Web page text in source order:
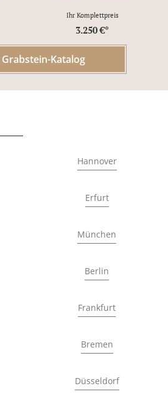
Ihr Komplettpreis
3.250 €*
Katalog
Hannover
Erfurt
München
Berlin
Frankfurt
Bremen
Düsseldorf